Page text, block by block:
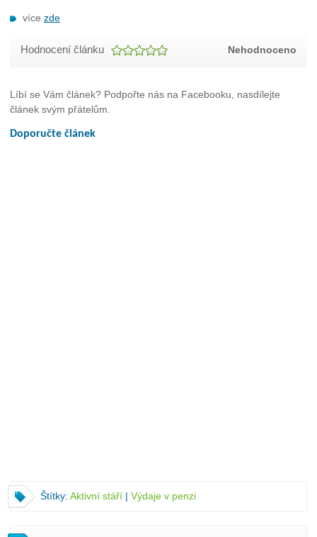
více zde
Hodnocení článku Nehodnoceno
Líbí se Vám článek? Podpořte nás na Facebooku, nasdílejte
článek svým přátelům.
Doporučte článek
Štítky: Aktivní stáří | Výdaje v penzi